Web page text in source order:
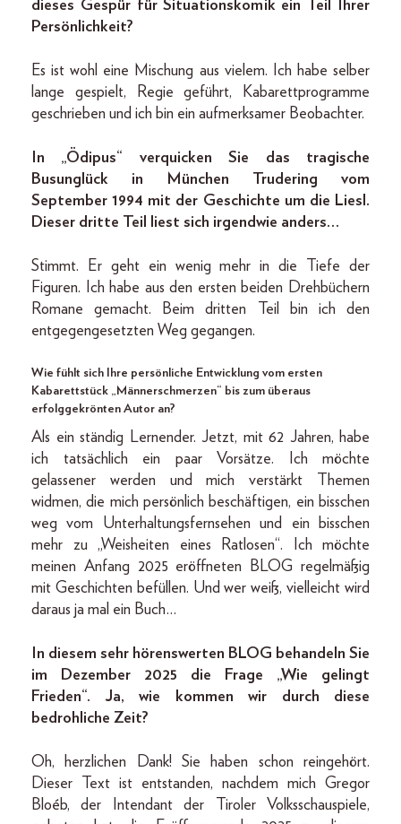
dieses Gespür für Situationskomik ein Teil Ihrer
Persönlichkeit?
Es ist wohl eine Mischung aus vielem. Ich habe selber
lange gespielt, Regie geführt, Kabarettprogramme
geschrieben und ich bin ein aufmerksamer Beobachter.
In „Ödipus“ verquicken Sie das tragische
Busunglück in München Trudering vom
September 1994 mit der Geschichte um die Liesl.
Dieser dritte Teil liest sich irgendwie anders…
Stimmt. Er geht ein wenig mehr in die Tiefe der
Figuren. Ich habe aus den ersten beiden Drehbüchern
Romane gemacht. Beim dritten Teil bin ich den
entgegengesetzten Weg gegangen.
Wie fühlt sich Ihre persönliche Entwicklung vom ersten
Kabarettstück „Männerschmerzen“ bis zum überaus
erfolggekrönten Autor an?
Als ein ständig Lernender. Jetzt, mit 62 Jahren, habe
ich tatsächlich ein paar Vorsätze. Ich möchte
gelassener werden und mich verstärkt Themen
widmen, die mich persönlich beschäftigen, ein bisschen
weg vom Unterhaltungsfernsehen und ein bisschen
mehr zu „Weisheiten eines Ratlosen“. Ich möchte
meinen Anfang 2025 eröffneten BLOG regelmäßig
mit Geschichten befüllen. Und wer weiß, vielleicht wird
daraus ja mal ein Buch…
In diesem sehr hörenswerten BLOG behandeln Sie
im Dezember 2025 die Frage „Wie gelingt
Frieden“. Ja, wie kommen wir durch diese
bedrohliche Zeit?
Oh, herzlichen Dank! Sie haben schon reingehört.
Dieser Text ist entstanden, nachdem mich Gregor
Bloéb, der Intendant der Tiroler Volksschauspiele,